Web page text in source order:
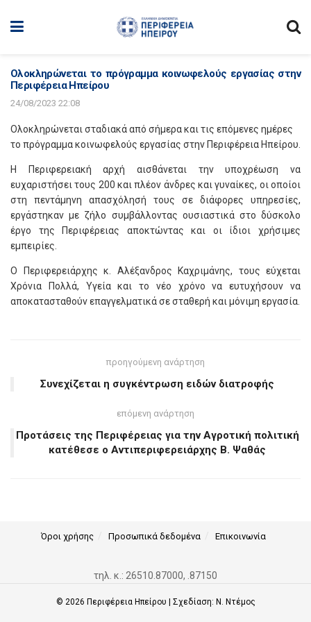
Ολοκληρώνεται το πρόγραμμα κοινωφελούς εργασίας στην
Περιφέρεια Ηπείρου
24/08/2023 22:08
Ολοκληρώνεται σταδιακά από σήμερα και τις επόμενες ημέρες
το πρόγραμμα κοινωφελούς εργασίας στην Περιφέρεια Ηπείρου.
Η Περιφερειακή αρχή αισθάνεται την υποχρέωση να
ευχαριστήσει τους 200 και πλέον άνδρες και γυναίκες, οι οποίοι
στη πεντάμηνη απασχόλησή τους σε διάφορες υπηρεσίες,
εργάστηκαν με ζήλο συμβάλλοντας ουσιαστικά στο δύσκολο
έργο της Περιφέρειας αποκτώντας και οι ίδιοι χρήσιμες
εμπειρίες.
Ο Περιφερειάρχης κ. Αλέξανδρος Καχριμάνης, τους εύχεται
Χρόνια Πολλά, Υγεία και το νέο χρόνο να ευτυχήσουν να
αποκατασταθούν επαγγελματικά σε σταθερή και μόνιμη εργασία.
προηγούμενη ανάρτηση
Συνεχίζεται η συγκέντρωση ειδών διατροφής
επόμενη ανάρτηση
Προτάσεις της Περιφέρειας για την Αγροτική πολιτική
κατέθεσε ο Αντιπεριφερειάρχης Β. Ψαθάς
Όροι χρήσης Προσωπικά δεδομένα Επικοινωνία
τηλ. κ.: 26510.87000, .87150
© 2026 Περιφέρεια Ηπείρου | Σχεδίαση: Ν. Ντέμος